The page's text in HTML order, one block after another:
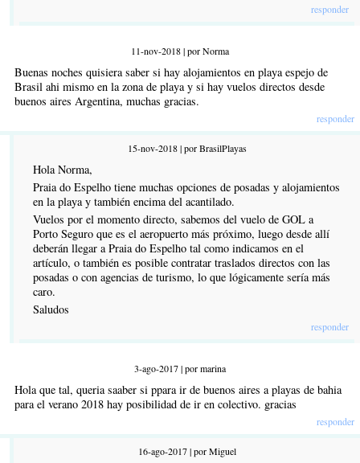
responder
11-nov-2018 | por Norma
Buenas noches quisiera saber si hay alojamientos en playa espejo de
Brasil ahi mismo en la zona de playa y si hay vuelos directos desde
buenos aires Argentina, muchas gracias.
responder
15-nov-2018 | por BrasilPlayas
Hola Norma,
Praia do Espelho tiene muchas opciones de posadas y alojamientos
en la playa y también encima del acantilado.
Vuelos por el momento directo, sabemos del vuelo de GOL a
Porto Seguro que es el aeropuerto más próximo, luego desde allí
deberán llegar a Praia do Espelho tal como indicamos en el
artículo, o también es posible contratar traslados directos con las
posadas o con agencias de turismo, lo que lógicamente sería más
caro.
Saludos
responder
3-ago-2017 | por marina
Hola que tal, queria saaber si ppara ir de buenos aires a playas de bahia
para el verano 2018 hay posibilidad de ir en colectivo. gracias
responder
16-ago-2017 | por Miguel